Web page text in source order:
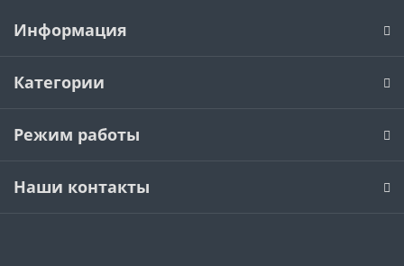
Информация
Категории
Режим работы
Наши контакты